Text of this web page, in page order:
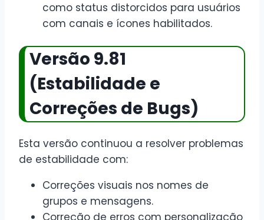
como status distorcidos para usuários
com canais e ícones habilitados.
Versão 9.81
(Estabilidade e
Correções de Bugs)
Esta versão continuou a resolver problemas
de estabilidade com:
Correções visuais nos nomes de
grupos e mensagens.
Correção de erros com personalização